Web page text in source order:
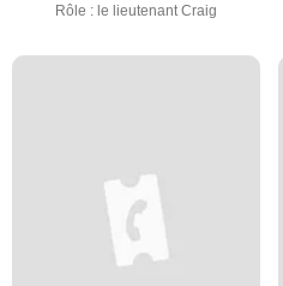
Rôle : le lieutenant Craig